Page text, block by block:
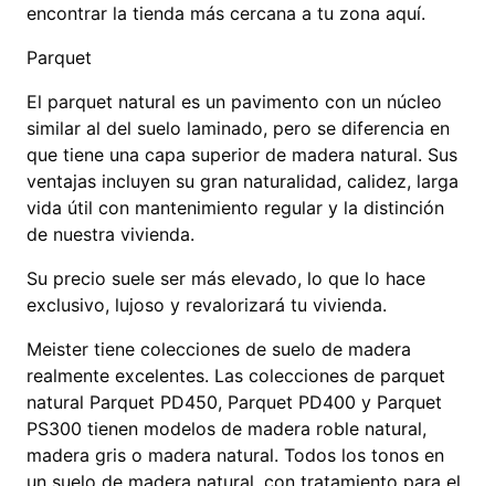
encontrar la tienda más cercana a tu zona aquí.
Parquet
El parquet natural es un pavimento con un núcleo
similar al del suelo laminado, pero se diferencia en
que tiene una capa superior de madera natural. Sus
ventajas incluyen su gran naturalidad, calidez, larga
vida útil con mantenimiento regular y la distinción
de nuestra vivienda.
Su precio suele ser más elevado, lo que lo hace
exclusivo, lujoso y revalorizará tu vivienda.
Meister tiene colecciones de suelo de madera
realmente excelentes. Las colecciones de parquet
natural Parquet PD450, Parquet PD400 y Parquet
PS300 tienen modelos de madera roble natural,
madera gris o madera natural. Todos los tonos en
un suelo de madera natural, con tratamiento para el